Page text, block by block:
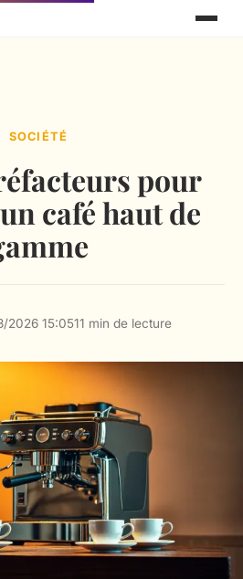
SOCIÉTÉ
pour
café haut de
2026 15:0511 min de lecture